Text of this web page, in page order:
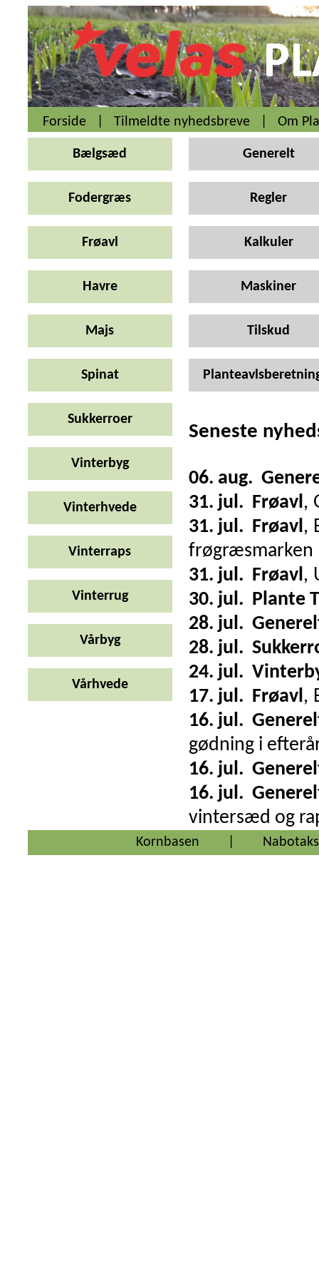
Forside Tilmeldte nyhedsbreve Om
Bælgsæd
Fodergræs
Frøavl
Havre
Majs
Spinat
Sukkerroer
Vinterbyg
Vinterhvede
Vinterraps
Vinterrug
Vårbyg
Vårhvede
Generelt
Regler
Kalkuler
Maskiner
Tilskud
Seneste
06. aug.
31. jul. Frøavl,
31. jul. Frøavl,
frøgræsmarken
31. jul. Frøavl,
30. jul. Plante
28. jul.
28. jul.
24. jul.
17. jul. Frøavl,
16. jul.
gødning i
16. jul.
16. jul.
vintersæd og
Kornbasen